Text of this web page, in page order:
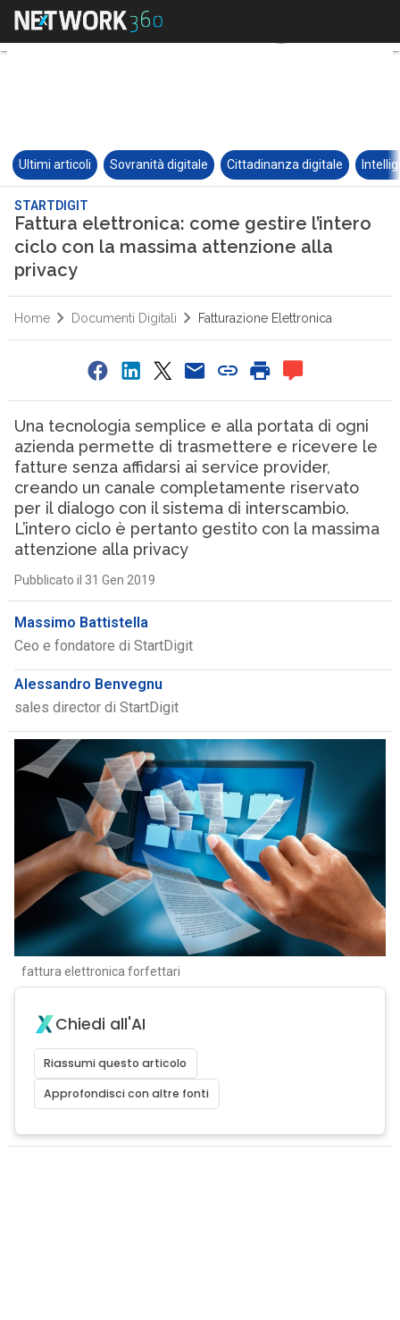
Ultimi articoli Sovranità digitale Cittadinanza digitale
STARTDIGIT
Fattura elettronica: come gestire l’intero
ciclo con la massima attenzione alla
privacy
Home Documenti Digitali Fatturazione Elettronica
Una tecnologia semplice e alla portata di ogni
azienda permette di trasmettere e ricevere le
fatture senza affidarsi ai service provider,
creando un canale completamente riservato
per il dialogo con il sistema di interscambio.
L’intero ciclo è pertanto gestito con la massima
attenzione alla privacy
Pubblicato il 31 Gen 2019
Massimo Battistella
Ceo e fondatore di StartDigit
Alessandro Benvegnu
sales director di StartDigit
fattura elettronica forfettari
Chiedi all'AI
Riassumi questo articolo
Approfondisci con altre fonti